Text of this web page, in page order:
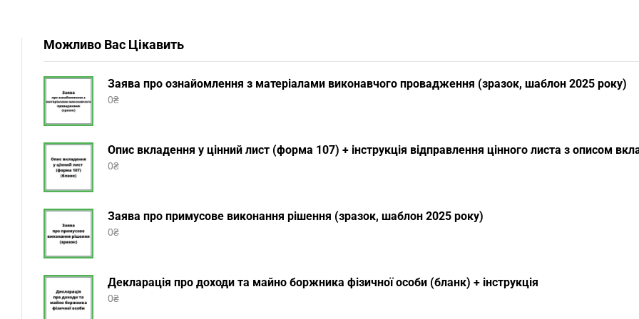
Можливо Вас Цікавить
Заява про ознайомлення з матеріалами виконавчого провадження (зразок, шаблон 2025 року)
0₴
Опис вкладення у цінний лист (форма 107) + інструкція відправлення цінного листа з описом
0₴
Заява про примусове виконання рішення (зразок, шаблон 2025 року)
0₴
Декларація про доходи та майно боржника фізичної особи (бланк) + інструкція
0₴